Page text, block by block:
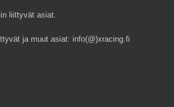
liittyvät asiat.
ja muut asiat: info(@)xracing.fi